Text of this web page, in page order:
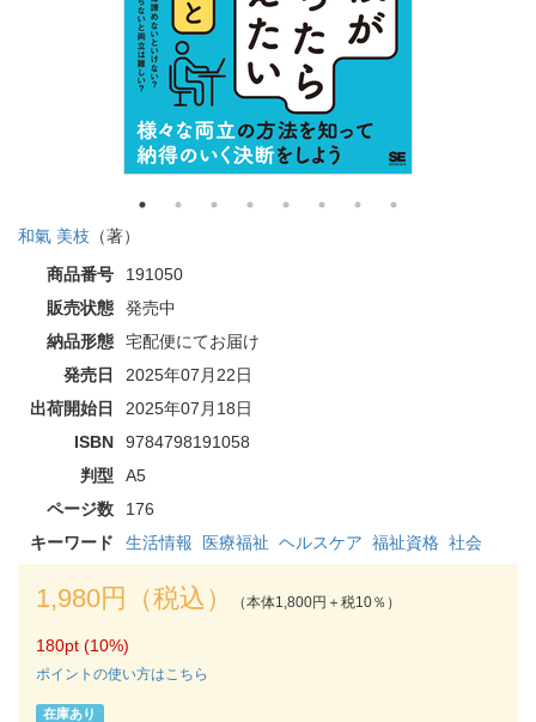
和氣 美枝 （著）
商品番号
191050
販売状態
発売中
納品形態
宅配便にてお届け
発売日
2025年07月22日
出荷開始日
2025年07月18日
ISBN
9784798191058
判型
A5
ページ数
176
キーワード
生活情報 医療福祉 ヘルスケア 福祉資格 社会
1,980円（税込） （本体1,800円＋税10％）
180pt (10%)
ポイントの使い方はこちら
在庫あり